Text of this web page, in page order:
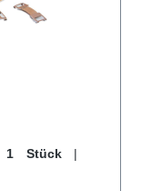
1 Stück |